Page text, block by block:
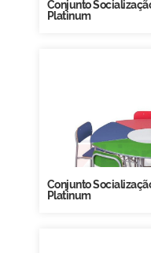
Conjunto
Platinum
Conjunto
Platinum